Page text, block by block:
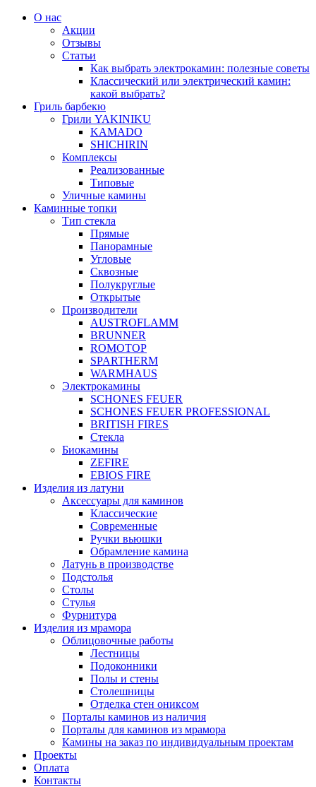
О нас
Акции
Отзывы
Статьи
Как выбрать электрокамин: полезные советы
Классический или электрический камин:
какой выбрать?
Гриль барбекю
Грили YAKINIKU
KAMADO
SHICHIRIN
Комплексы
Реализованные
Типовые
Уличные камины
Каминные топки
Тип стекла
Прямые
Панорамные
Угловые
Сквозные
Полукруглые
Открытые
Производители
AUSTROFLAMM
BRUNNER
ROMOTOP
SPARTHERM
WARMHAUS
Электрокамины
SCHONES FEUER
SCHONES FEUER PROFESSIONAL
BRITISH FIRES
Стекла
Биокамины
ZEFIRE
EBIOS FIRE
Изделия из латуни
Аксессуары для каминов
Классические
Современные
Ручки вьюшки
Обрамление камина
Латунь в производстве
Подстолья
Столы
Стулья
Фурнитура
Изделия из мрамора
Облицовочные работы
Лестницы
Подоконники
Полы и стены
Столешницы
Отделка стен ониксом
Порталы каминов из наличия
Порталы для каминов из мрамора
Камины на заказ по индивидуальным проектам
Проекты
Оплата
Контакты